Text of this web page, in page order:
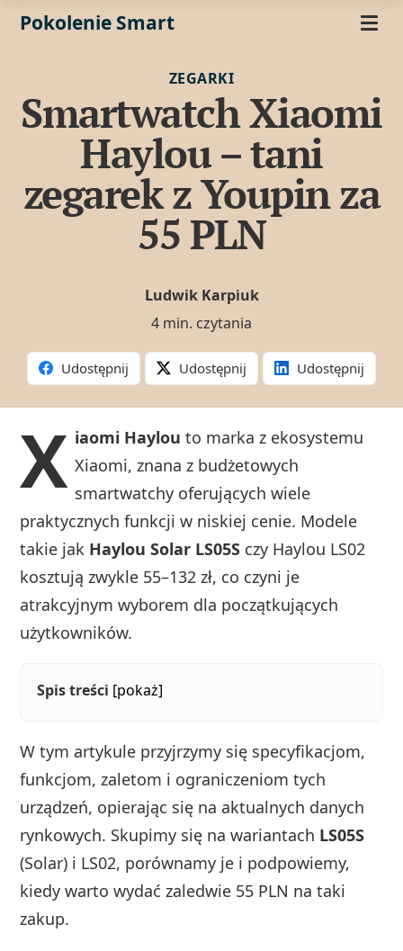
Pokolenie Smart
ZEGARKI
Smartwatch Xiaomi
Haylou – tani
zegarek z Youpin za
55 PLN
Ludwik Karpiuk
4 min. czytania
Udostępnij Udostępnij Udostępnij
X iaomi Haylou to marka z ekosystemu
Xiaomi, znana z budżetowych
smartwatchy oferujących wiele
praktycznych funkcji w niskiej cenie. Modele
takie jak Haylou Solar LS05S czy Haylou LS02
kosztują zwykle 55–132 zł, co czyni je
atrakcyjnym wyborem dla początkujących
użytkowników.
Spis treści [pokaż]
W tym artykule przyjrzymy się specyfikacjom,
funkcjom, zaletom i ograniczeniom tych
urządzeń, opierając się na aktualnych danych
rynkowych. Skupimy się na wariantach LS05S
(Solar) i LS02, porównamy je i podpowiemy,
kiedy warto wydać zaledwie 55 PLN na taki
zakup.